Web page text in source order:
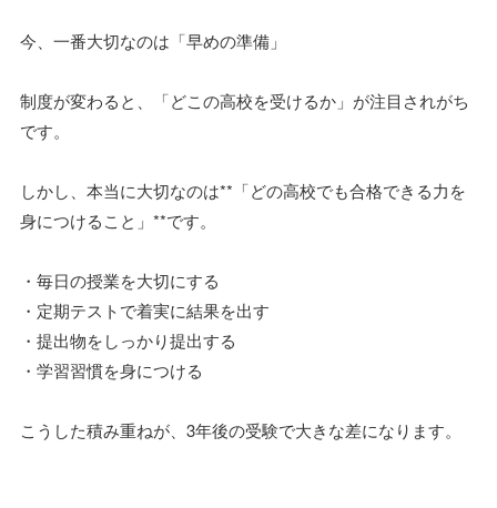
今、一番大切なのは「早めの準備」
制度が変わると、「どこの高校を受けるか」が注目されがち
です。
しかし、本当に大切なのは**「どの高校でも合格できる力を
身につけること」**です。
・毎日の授業を大切にする
・定期テストで着実に結果を出す
・提出物をしっかり提出する
・学習習慣を身につける
こうした積み重ねが、3年後の受験で大きな差になります。